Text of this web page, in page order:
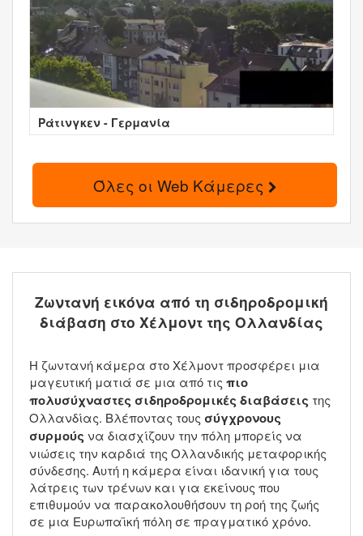
Ράτινγκεν - Γερμανία
Όλες οι Web Κάμερες
Ζωντανή εικόνα από τη σιδηροδρομική
διάβαση στο Χέλμοντ της Ολλανδίας
Η ζωντανή κάμερα στο Χέλμοντ προσφέρει μια
μαγευτική ματιά σε μια από τις πιο
πολυσύχναστες σιδηροδρομικές διαβάσεις της
Ολλανδίας. Βλέποντας τους σύγχρονους
συρμούς να διασχίζουν την πόλη μπορείς να
νιώσεις την καρδιά της Ολλανδικής μεταφορικής
σύνδεσης. Αυτή η κάμερα είναι ιδανική για τους
λάτρεις των τρένων και για εκείνους που
επιθυμούν να παρακολουθήσουν τη ροή της ζωής
σε μια Ευρωπαϊκή πόλη σε πραγματικό χρόνο.